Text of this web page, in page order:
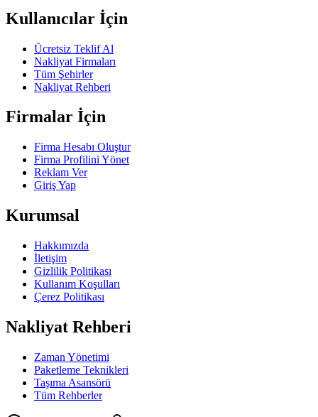
Kullanıcılar İçin
Ücretsiz Teklif Al
Nakliyat Firmaları
Tüm Şehirler
Nakliyat Rehberi
Firmalar İçin
Firma Hesabı Oluştur
Firma Profilini Yönet
Reklam Ver
Giriş Yap
Kurumsal
Hakkımızda
İletişim
Gizlilik Politikası
Kullanım Koşulları
Çerez Politikası
Nakliyat Rehberi
Zaman Yönetimi
Paketleme Teknikleri
Taşıma Asansörü
Tüm Rehberler